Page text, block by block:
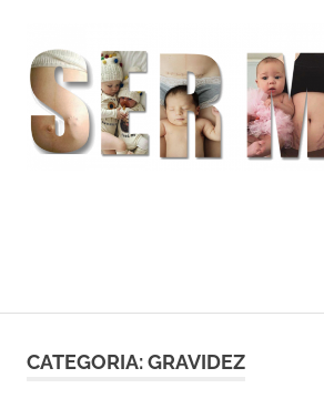
CATEGORIA:GRAVIDEZ